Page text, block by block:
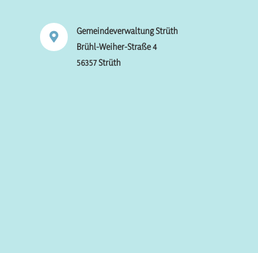

Gemeindeverwaltung Strüth
Brühl-Weiher-Straße 4
56357 Strüth